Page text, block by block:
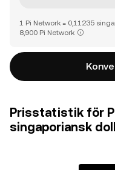
1 Pi Network = 0,11235
8,900 Pi Network
Prisstatistik för
singaporiansk